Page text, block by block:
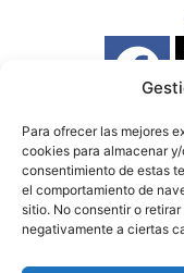
Para ofrecer las mejores
cookies para almacenar
consentimiento de estas
el comportamiento de
sitio. No consentir o
negativamente a ciertas